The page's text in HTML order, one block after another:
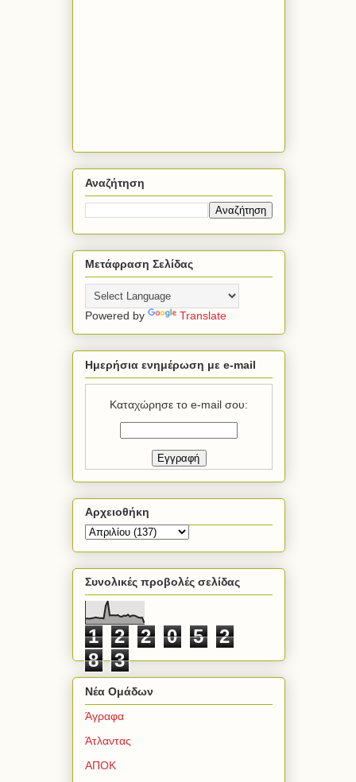
Αναζήτηση
Μετάφραση Σελίδας
Powered by Translate
Ημερήσια ενημέρωση με e-mail
Καταχώρησε το e-mail σου:
Αρχειοθήκη
Συνολικές προβολές σελίδας
1 2 2 0 5
2
8
3
Νέα Ομάδων
Άγραφα
Άτλαντας
ΑΠΟΚ